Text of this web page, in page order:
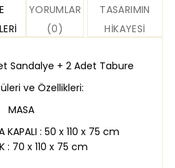
YORUMLAR
(0)
TASARIMIN
HIKAYESI
Sandalye + 2 Adet Tabure
ve Özellikleri:
MASA
KAPALI : 50 x 110 x 75 cm
: 70 x 110 x 75 cm